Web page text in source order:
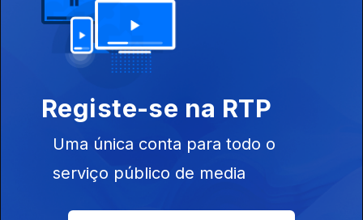
Canoagem:
Taça do Mundo
de Velocidade
2026 #2
Registe-se na RTP
Uma única conta para todo o
serviço público de media